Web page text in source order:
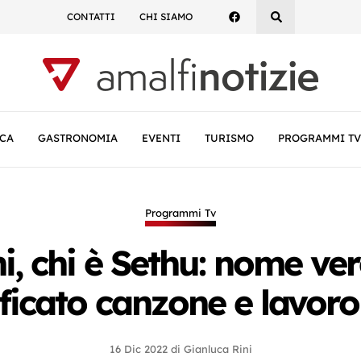
CONTATTI CHI SIAMO
GASTRONOMIA EVENTI TURISMO PROGRAMMI TV
Programmi Tv
chi è Sethu: nome
canzone e
16 Dic 2022 di Gianluca Rini